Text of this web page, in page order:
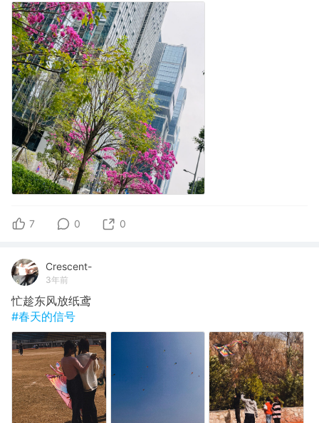
7 0 0
Crescent-
3年前
忙趁东风放纸鸢
#春天的信号